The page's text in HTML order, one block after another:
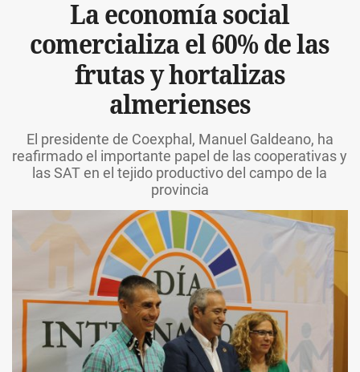
La economía social
comercializa el 60% de las
frutas y hortalizas
almerienses
El presidente de Coexphal, Manuel Galdeano, ha
reafirmado el importante papel de las cooperativas y
las SAT en el tejido productivo del campo de la
provincia